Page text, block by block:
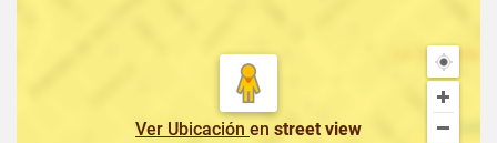
Ver Ubicación en street view